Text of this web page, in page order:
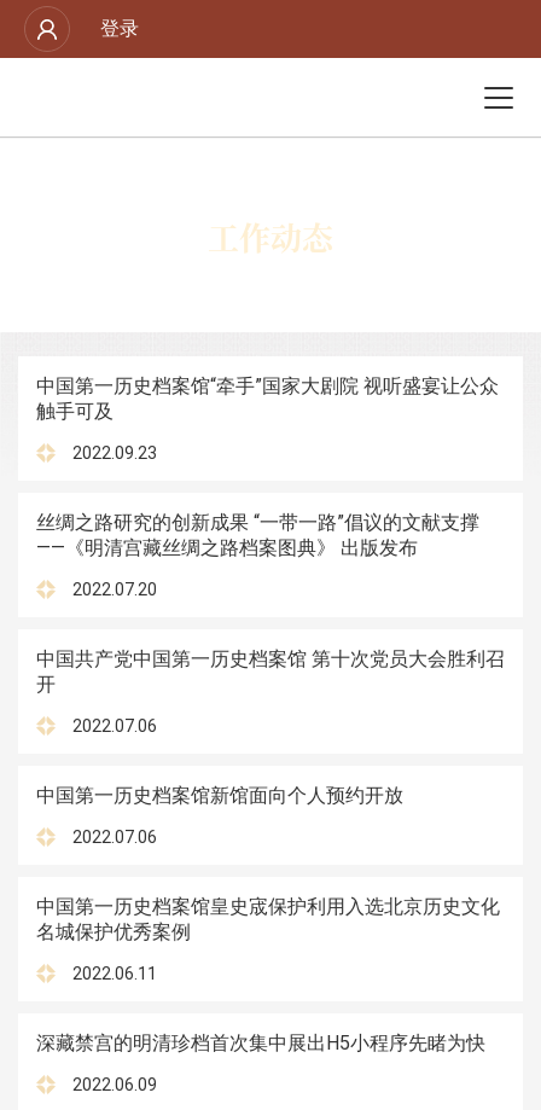
登录
工作动态
中国第一历史档案馆“牵手”国家大剧院 视听盛宴让公众
触手可及
2022.09.23
丝绸之路研究的创新成果 “一带一路”倡议的文献支撑
——《明清宫藏丝绸之路档案图典》 出版发布
2022.07.20
中国共产党中国第一历史档案馆 第十次党员大会胜利召
开
2022.07.06
中国第一历史档案馆新馆面向个人预约开放
2022.07.06
中国第一历史档案馆皇史宬保护利用入选北京历史文化
名城保护优秀案例
2022.06.11
深藏禁宫的明清珍档首次集中展出H5小程序先睹为快
2022.06.09